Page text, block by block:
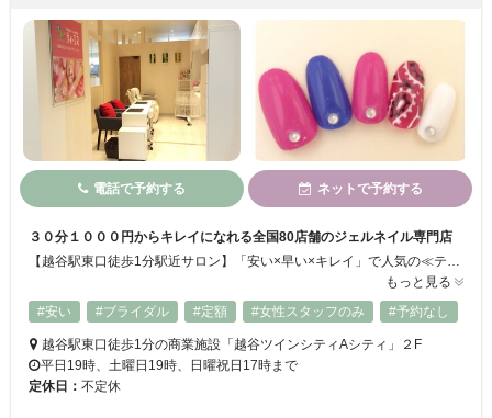
電話で予約する ネットで予約する
３０分１０００円からキレイになれる全国80店舗のジェルネイル専門店
もっと見る
#安い
#ブライダル #定額 #女性スタッフのみ #予約なし
越谷駅東口徒歩1分の商業施設「越谷ツインシティAシティ」２F
平日19時、土曜日19時、日曜祝日17時まで
定休日： 不定休